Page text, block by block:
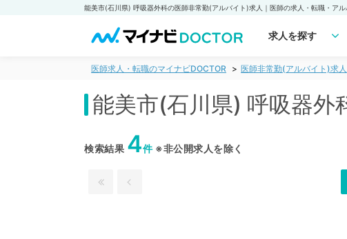
求人を探す
医師求人・転職のマイナビDOCTOR 医師非常勤(アルバイト)求人
能美市(石川県) 呼吸器
検索結果 4件※非公開求人を除く